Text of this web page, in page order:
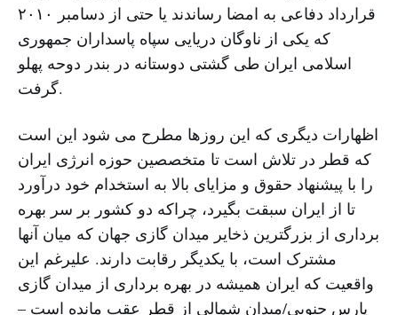
قرارداد دفاعی به امضا رساندند یا حتی از دسامبر ۲۰۱۰
که یکی از ناوگان دریایی سپاه پاسداران جمهوری
اسلامی ایران طی گشتی دوستانه در بندر دوحه پهلو
گرفت.
اظهارات دیگری که این روزها مطرح می شود این است
که قطر در تلاش است تا متخصصین حوزه انرژی ایران
را با پیشنهاد حقوق و مزایای بالا به استخدام خود درآورد
تا از ایران سبقت بگیرد، چراکه دو کشور بر سر بهره
برداری از بزرگترین ذخایر میدان گازی جهان که میان آنها
مشترک است، با یکدیگر رقابت دارند. علیرغم این
واقعیت که ایران همیشه در بهره برداری از میدان گازی
پارس جنوبی/میدان شمالی از قطر عقب مانده است –